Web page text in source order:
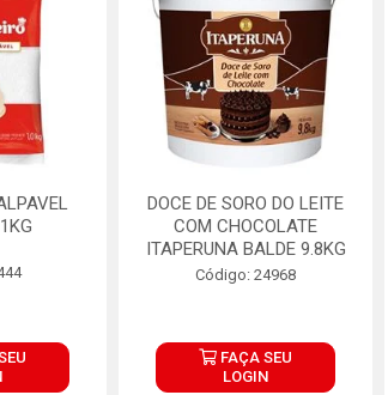
DOCE DE SORO DO LEITE
COM CHOCOLATE
ITAPERUNA BALDE 9.8KG
Código: 24968
FAÇA SEU
LOGIN